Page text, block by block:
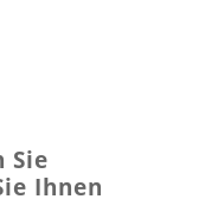
Sie
Ihnen